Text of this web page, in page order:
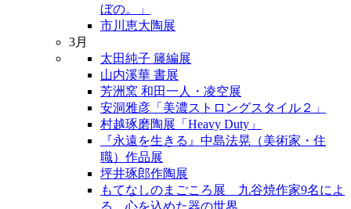
ぼの。」
市川恵大陶展
3月
太田純子 籐編展
山内溪華 書展
芳洲窯 和田一人・凌空展
安洞雅彦「美濃ストロングスタイル２」
村越琢磨陶展「Heavy Duty」
『永遠を生きる』中島法晃（美術家・住
職）作品展
坪井琢郎作陶展
もてなしのまごころ展 九谷焼作家9名によ
る、心を込めた器の世界